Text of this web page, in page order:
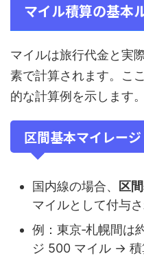
マイル積算の基本
マイルは旅行代金と実
素で計算されます。こ
的な計算例を示します。
区間基本マイレージ
国内線の場合、 区
マイルとして付与さ
例：東京‑札幌間
ジ 500 マイル →